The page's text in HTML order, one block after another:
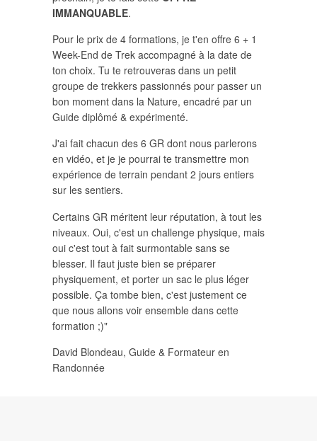
IMMANQUABLE.
Pour le prix de 4 formations, je t'en offre 6 + 1
Week-End de Trek accompagné à la date de
ton choix. Tu te retrouveras dans un petit
groupe de trekkers passionnés pour passer un
bon moment dans la Nature, encadré par un
Guide diplômé & expérimenté.
J'ai fait chacun des 6 GR dont nous parlerons
en vidéo, et je je pourrai te transmettre mon
expérience de terrain pendant 2 jours entiers
sur les sentiers.
Certains GR méritent leur réputation, à tout les
niveaux. Oui, c'est un challenge physique, mais
oui c'est tout à fait surmontable sans se
blesser. Il faut juste bien se préparer
physiquement, et porter un sac le plus léger
possible. Ça tombe bien, c'est justement ce
que nous allons voir ensemble dans cette
formation ;)"
David Blondeau, Guide & Formateur en
Randonnée